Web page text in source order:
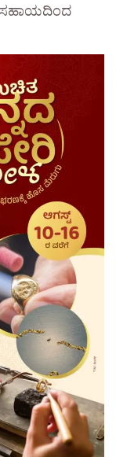
ಸಹಾಯದಿಂದ